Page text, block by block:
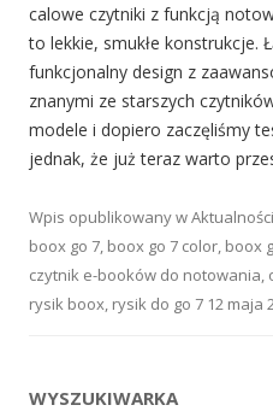
calowe czytniki z funkcją
to lekkie, smukłe konstrukcje.
funkcjonalny design z
znanymi ze starszych
modele i dopiero zaczęliśmy
jednak, że już teraz warto
Wpis opublikowany wAktualności
boox go 7, boox go 7 color, boox
czytnik e-booków do notowania,
rysik boox, rysik do go 7 12 maja
WYSZUKIWARKA